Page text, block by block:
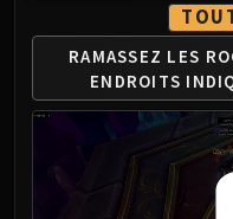
RAMASSEZ LES
ENDROITS